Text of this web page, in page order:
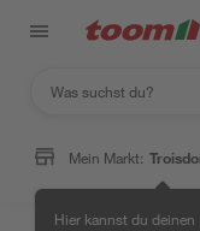
Mein Markt:
Hier kannst du deinen